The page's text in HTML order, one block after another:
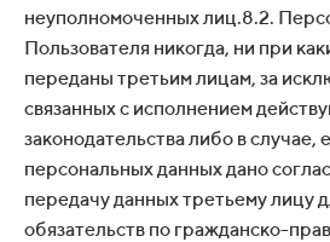
неуполномоченных лиц.8.2.
Пользователя никогда, ни при
переданы третьим лицам, за
связанных с исполнением
законодательства либо в случае,
персональных данных дано
передачу данных третьему лицу
обязательств по гражданско-